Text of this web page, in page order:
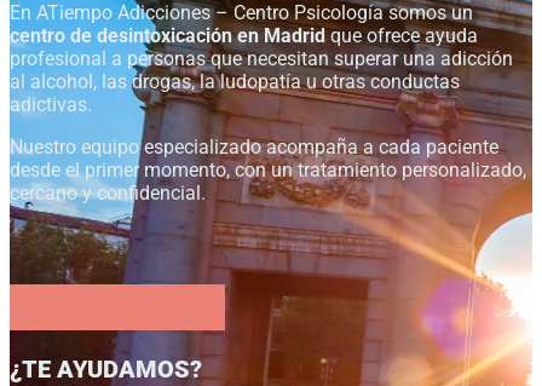
En ATiempo Adicciones – Centro Psicología somos un
centro de desintoxicación en Madridque ofrece ayuda
profesional a personas que necesitan superar una adicción
al alcohol, las drogas, la ludopatía u otras conductas
adictivas.
Nuestro equipo especializado acompaña a cada paciente
desde el primer momento, con un tratamiento personalizado,
cercano y confidencial.
¿TE AYUDAMOS?